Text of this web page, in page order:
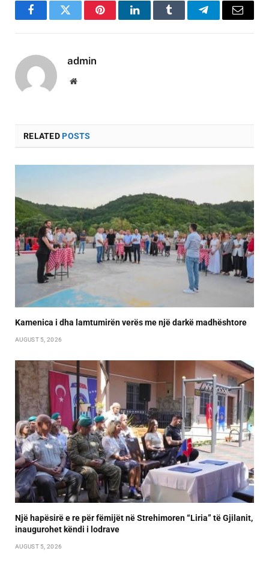
FacebookTwitter PinterestLinkedInTumblr TelegramEmail
admin
Website
RELATEDPOSTS
Kamenica i dha lamtumirën verës me një darkë madhështore
AUGUST 5, 2026
Një hapësirë e re për fëmijët në Strehimoren “Liria” të Gjilanit,
inaugurohet këndi i lodrave
AUGUST 5, 2026